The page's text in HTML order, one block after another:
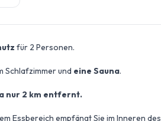
für 2 Personen.
Schlafzimmer und eine Sauna.
nur 2 km entfernt.
Essbereich empfängt Sie im Inneren des